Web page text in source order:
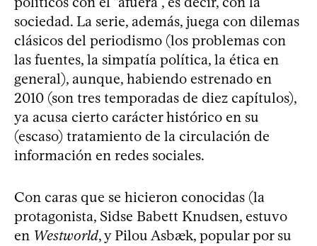
sociedad. La serie, además, juega con dilemas
clásicos del periodismo (los problemas con
las fuentes, la simpatía política, la ética en
general), aunque, habiendo estrenado en
2010 (son tres temporadas de diez capítulos),
ya acusa cierto carácter histórico en su
(escaso) tratamiento de la circulación de
información en redes sociales.
Con caras que se hicieron conocidas (la
protagonista, Sidse Babett Knudsen, estuvo
en Westworld, y Pilou Asbæk, popular por su